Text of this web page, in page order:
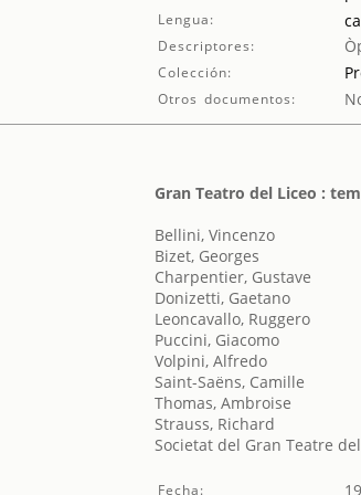
Lengua:
Descriptores:
Colección:
Otros documentos:
Gran Teatro del Liceo :
Bellini, Vincenzo
Bizet, Georges
Charpentier, Gustave
Donizetti, Gaetano
Leoncavallo, Ruggero
Puccini, Giacomo
Volpini, Alfredo
Saint-Saëns, Camille
Thomas, Ambroise
Strauss, Richard
Societat del Gran Teatre
Fecha: